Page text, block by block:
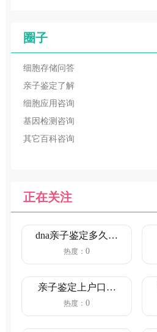
圈子
细胞存储问答
亲子鉴定了解
细胞应用咨询
基因检测咨询
其它百科咨询
正在关注
dna亲子鉴定多久出
结果（5-7个工作
热度：0
亲子鉴定上户口流
程和情况（鉴定行
热度：0